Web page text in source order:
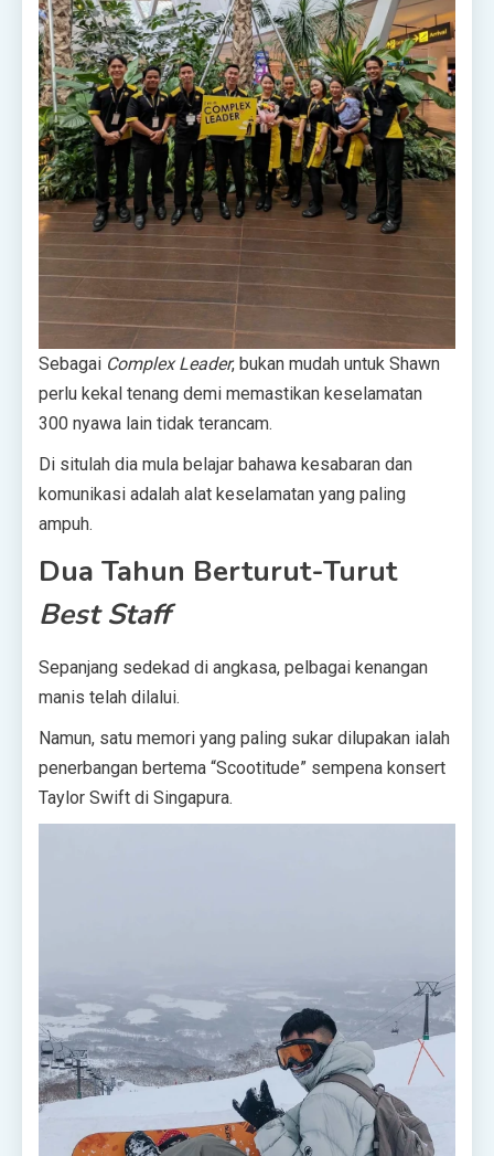
Sebagai Complex Leader, bukan mudah untuk Shawn
perlu kekal tenang demi memastikan keselamatan
300 nyawa lain tidak terancam.
Di situlah dia mula belajar bahawa kesabaran dan
komunikasi adalah alat keselamatan yang paling
ampuh.
Dua Tahun Berturut-Turut
Best Staff
Sepanjang sedekad di angkasa, pelbagai kenangan
manis telah dilalui.
Namun, satu memori yang paling sukar dilupakan ialah
penerbangan bertema “Scootitude” sempena konsert
Taylor Swift di Singapura.